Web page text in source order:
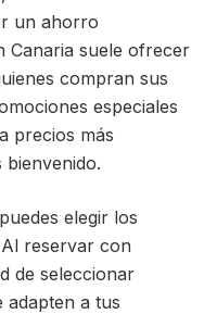
un ahorro
Canaria suele ofrecer
compran sus
especiales
precios más
bienvenido.
elegir los
reservar con
de seleccionar
adapten a tus